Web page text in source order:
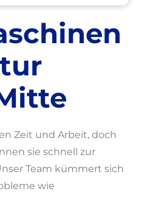
Zeit und Arbeit, doch
sie schnell zur
Team kümmert sich
wie